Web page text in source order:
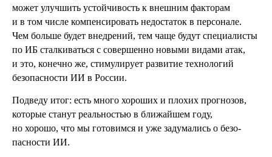
может улучшить устойчивость к внешним факторам
и в том числе компенсировать недостаток в персонале.
Чем больше будет внедрений, тем чаще будут специалисты
по ИБ сталкиваться с совершенно новыми видами атак,
и это, конечно же, стимулирует развитие технологий
безопасности ИИ в России.
Подведу итог: есть много хороших и плохих прогнозов,
которые станут реальностью в ближайшем году,
но хорошо, что мы готовимся и уже задумались о безо­
пасности ИИ.